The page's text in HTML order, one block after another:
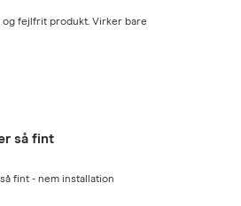
og fejlfrit produkt. Virker bare
så fint
fint - nem installation